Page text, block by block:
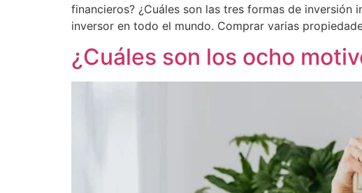
financieros? ¿Cuáles son las tres formas de
inversor en todo el mundo. Comprar varias
¿Cuáles son los ocho